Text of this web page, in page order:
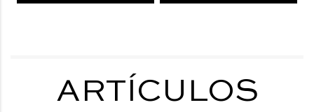
ARTÍCULOS